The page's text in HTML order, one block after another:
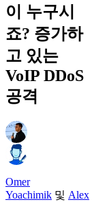
이 누구시
죠? 증가하
고 있는
VoIP DDoS
공격
Omer
Yoachimik 및 Alex